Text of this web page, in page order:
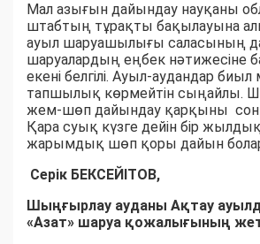
Мал азығын дайындау науқаны
штабтың тұрақты бақылауына
ауыл шаруашылығы саласының
шаруалардың еңбек нәтижесіне
екені белгілі. Ауыл-аудандар
тапшылық көрмейтін сыңайлы.
жем-шөп дайындау қарқыны
Қара суық күзге дейін бір
жарымдық шөп қоры дайын
Серік БЕКСЕЙІТОВ,
Шыңғырлау ауданы Ақтау
«Азат» шаруа қожалығының